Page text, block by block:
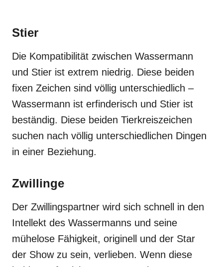
Stier
Die Kompatibilität zwischen Wassermann
und Stier ist extrem niedrig. Diese beiden
fixen Zeichen sind völlig unterschiedlich –
Wassermann ist erfinderisch und Stier ist
beständig. Diese beiden Tierkreiszeichen
suchen nach völlig unterschiedlichen Dingen
in einer Beziehung.
Zwillinge
Der Zwillingspartner wird sich schnell in den
Intellekt des Wassermanns und seine
mühelose Fähigkeit, originell und der Star
der Show zu sein, verlieben. Wenn diese